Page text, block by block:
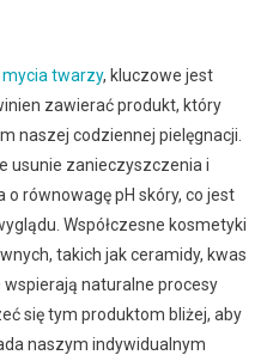
mycia twarzy, kluczowe jest
zawierać produkt, który
naszej codziennej pielęgnacji.
usunie zanieczyszczenia i
równowagę pH skóry, co jest
Współczesne kosmetyki
takich jak ceramidy, kwas
naturalne procesy
się tym produktom bliżej, aby
naszym indywidualnym